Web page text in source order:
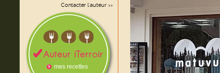
Contacter l'auteur >>
mes recettes